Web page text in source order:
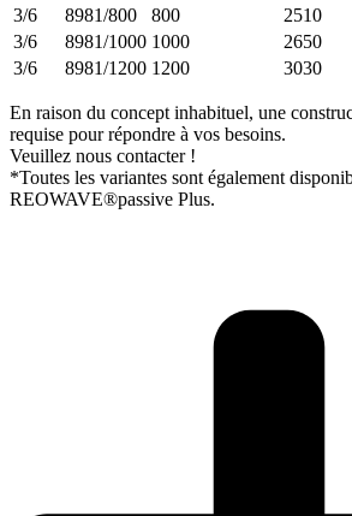
3/6 8981/800 800
2510
3/6
8981/1000 1000
2650
3/6
8981/1200 1200 3030
En raison du concept inhabituel, une
requise pour répondre à vos besoins.
Veuillez nous contacter !
*Toutes les variantes sont également
REOWAVE®passive Plus.